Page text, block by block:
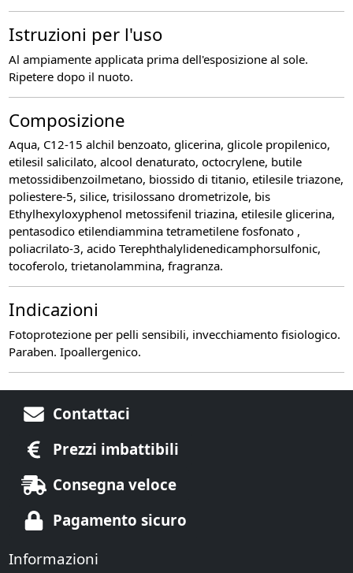
Istruzioni per l'uso
Al ampiamente applicata prima dell'esposizione al sole.
Ripetere dopo il nuoto.
Composizione
Aqua, C12-15 alchil benzoato, glicerina, glicole propilenico,
etilesil salicilato, alcool denaturato, octocrylene, butile
metossidibenzoilmetano, biossido di titanio, etilesile triazone,
poliestere-5, silice, trisilossano drometrizole, bis
Ethylhexyloxyphenol metossifenil triazina, etilesile glicerina,
pentasodico etilendiammina tetrametilene fosfonato ,
poliacrilato-3, acido Terephthalylidenedicamphorsulfonic,
tocoferolo, trietanolammina, fragranza.
Indicazioni
Fotoprotezione per pelli sensibili, invecchiamento fisiologico.
Paraben. Ipoallergenico.
Contattaci
Prezzi imbattibili
Consegna veloce
Pagamento sicuro
Informazioni